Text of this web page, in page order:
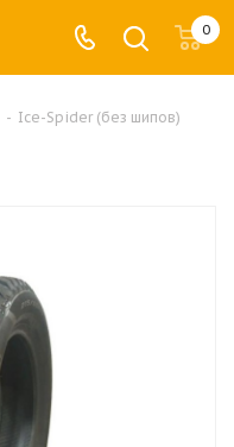
0
- Ice-Spider (без шипов)